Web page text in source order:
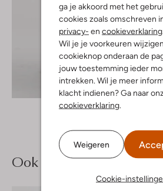
ga je akkoord met het
cookies zoals omschreven
privacy- en cookieverklaring
Wil je je voorkeuren
cookieknop onderaan de
jouw toestemming ieder
intrekken. Wil je meer
klacht indienen? Ga naar
cookieverklaring.
Weigeren
Cookie-
Ontdek de look
Ook iets voor jou?